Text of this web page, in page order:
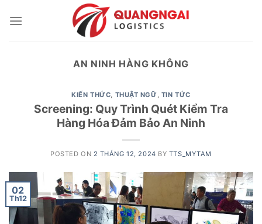
AN NINH HÀNG KHÔNG
KIẾN THỨC, THUẬT NGỮ , TIN TỨC
Screening: Quy Trình Quét Kiểm Tra
Hàng Hóa Đảm Bảo An Ninh
POSTED ON 2 THÁNG 12, 2024 BY TTS_MYTAM
02
Th12